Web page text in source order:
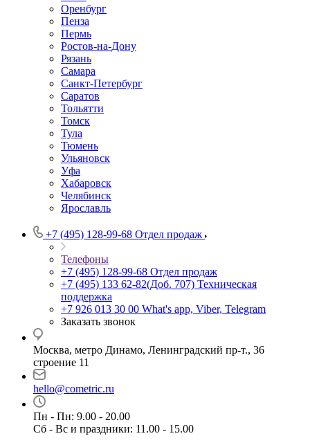
Оренбург
Пенза
Пермь
Ростов-на-Дону
Рязань
Самара
Санкт-Петербург
Саратов
Тольятти
Томск
Тула
Тюмень
Ульяновск
Уфа
Хабаровск
Челябинск
Ярославль
+7 (495) 128-99-68 Отдел продаж
Телефоны
+7 (495) 128-99-68 Отдел продаж
+7 (495) 133 62-82(Доб. 707) Техническая
поддержка
+7 926 013 30 00 What's app, Viber, Telegram
Заказать звонок
Москва, метро Динамо, Ленинградский пр-т., 36
строение 11
hello@cometric.ru
Пн - Пн: 9.00 - 20.00
Сб - Вс и праздники: 11.00 - 15.00